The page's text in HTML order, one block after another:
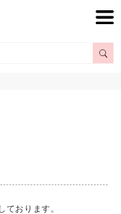
ております。